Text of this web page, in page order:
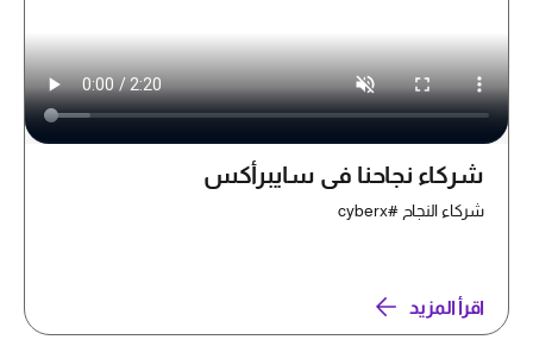
شركاء نجاحنا في سايبرأكس
شركاء النجاح #cyberx
اقرأ المزيد